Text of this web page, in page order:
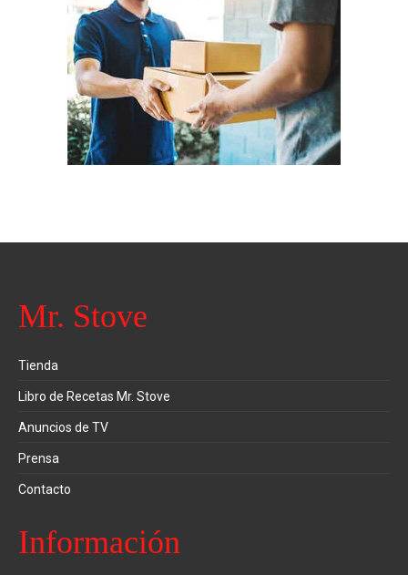
Mr. Stove
Tienda
Libro de Recetas Mr. Stove
Anuncios de TV
Prensa
Contacto
Información